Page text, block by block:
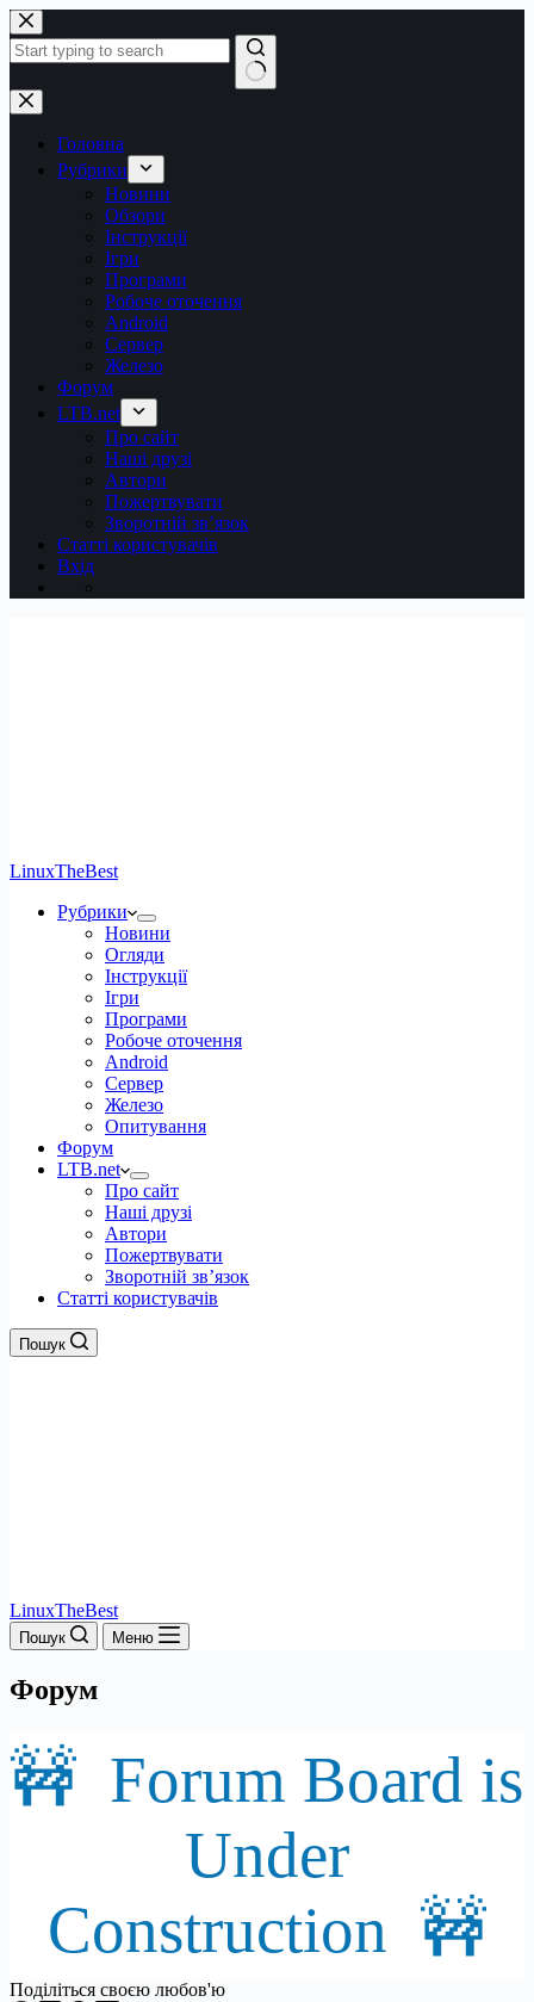
Перейти
до
вмісту
Немає
результатів
Головна
Рубрики
Новини
Обзори
Інструкції
Ігри
Програми
Робоче оточення
Android
Сервер
Железо
Форум
LTB.net
Про сайт
Наші друзі
Автори
Пожертвувати
Зворотній зв’язок
Статті користувачів
Вхід
LinuxTheBest
Рубрики
Новини
Огляди
Інструкції
Ігри
Програми
Робоче оточення
Android
Сервер
Железо
Опитування
Форум
LTB.net
Про сайт
Наші друзі
Автори
Пожертвувати
Зворотній зв’язок
Статті користувачів
Пошук
LinuxTheBest
Пошук Меню
Форум
🚧 Forum Board is
Under
Construction 🚧
Поділіться своєю любов'ю